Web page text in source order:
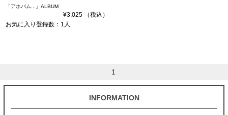
「アホバム...」ALBUM
¥3,025 （税込）
お気に入り登録数：1人
1
INFORMATION